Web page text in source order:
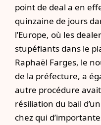
point de deal a en
quinzaine de jours
l’Europe, où les
stupéfiants dans le
Raphaël Farges, le
de la préfecture, a
autre procédure
résiliation du bail
chez qui